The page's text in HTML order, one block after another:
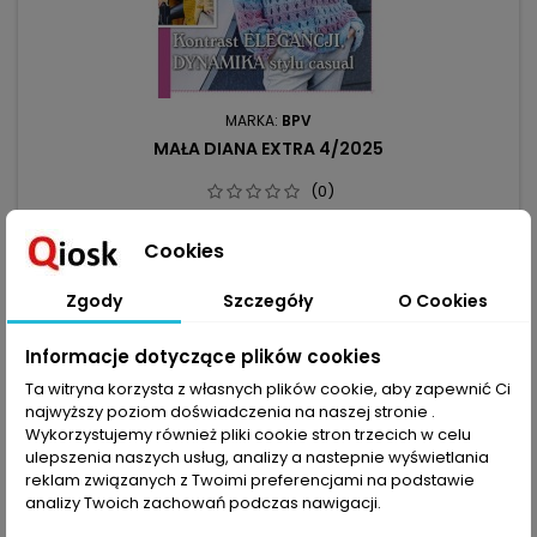
MARKA: BPV
MAŁA DIANA EXTRA 4/2025
(0)
pora na ciepłe swetry. Dwurzędowy płaszczyk, sweter
futerkowy przypominający „baranka” lub długi żakiet z
elegancka kobieca tunika o linii A z bufiastymi rękawami i
dołem ściąganym sznureczkiem, szykowny kopertowy
sweter z koronkowymi...
Dodaj do koszyka
favorite_border
Cookies
Zgody Szczegóły O Cookies
Informacje dotyczące plików cookies
Ta witryna korzysta z własnych plików cookie, aby zapewnić Ci
najwyższy poziom doświadczenia na naszej stronie .
Wykorzystujemy również pliki cookie stron trzecich w celu
ulepszenia naszych usług, analizy a nastepnie wyświetlania
reklam związanych z Twoimi preferencjami na podstawie
analizy Twoich zachowań podczas nawigacji.